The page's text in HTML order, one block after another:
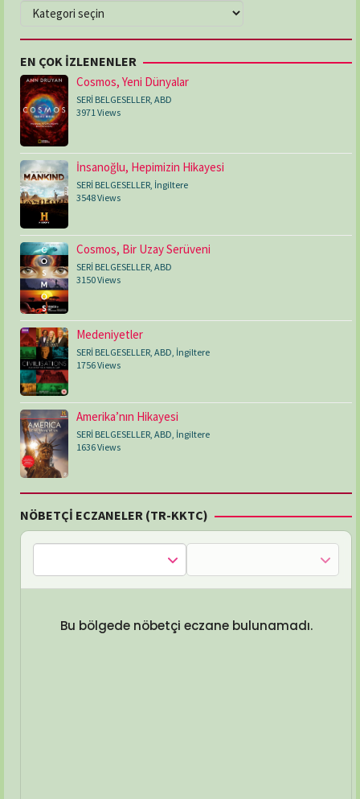
KATEGORİLER
EN ÇOK İZLENENLER
Cosmos, Yeni Dünyalar
SERİ BELGESELLER, ABD
3971 Views
İnsanoğlu, Hepimizin Hikayesi
SERİ BELGESELLER İngiltere
3548 Views
Cosmos, Bir Uzay Serüveni
SERİ BELGESELLER, ABD
3150 Views
Medeniyetler
SERİ BELGESELLER ABD İngiltere
1756 Views
Amerika’nın Hikayesi
SERİ BELGESELLER, ABD, İngiltere
1636 Views
NÖBETÇİ ECZANELER (TR-KKTC)
Bu bölgede nöbetçi eczane bulunamadı.